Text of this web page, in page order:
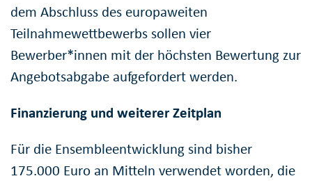
dem Abschluss des europaweiten
Teilnahmewettbewerbs sollen vier
Bewerber*innen mit der höchsten Bewertung zur
Angebotsabgabe aufgefordert werden.
Finanzierung und weiterer Zeitplan
Für die Ensembleentwicklung sind bisher
175.000 Euro an Mitteln verwendet worden, die